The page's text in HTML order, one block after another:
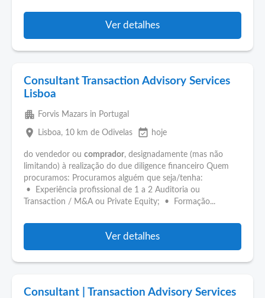
Ver detalhes
Consultant Transaction Advisory Services
Lisboa
apartment Forvis Mazars in Portugal
place Lisboa, 10 km de Odivelas event_available hoje
do vendedor ou comprador, designadamente (mas não
limitando) à realização do due diligence financeiro Quem
procuramos: Procuramos alguém que seja/tenha:
• Experiência profissional de 1 a 2 Auditoria ou
Transaction / M&A ou Private Equity; • Formação...
Ver detalhes
Consultant | Transaction Advisory Services